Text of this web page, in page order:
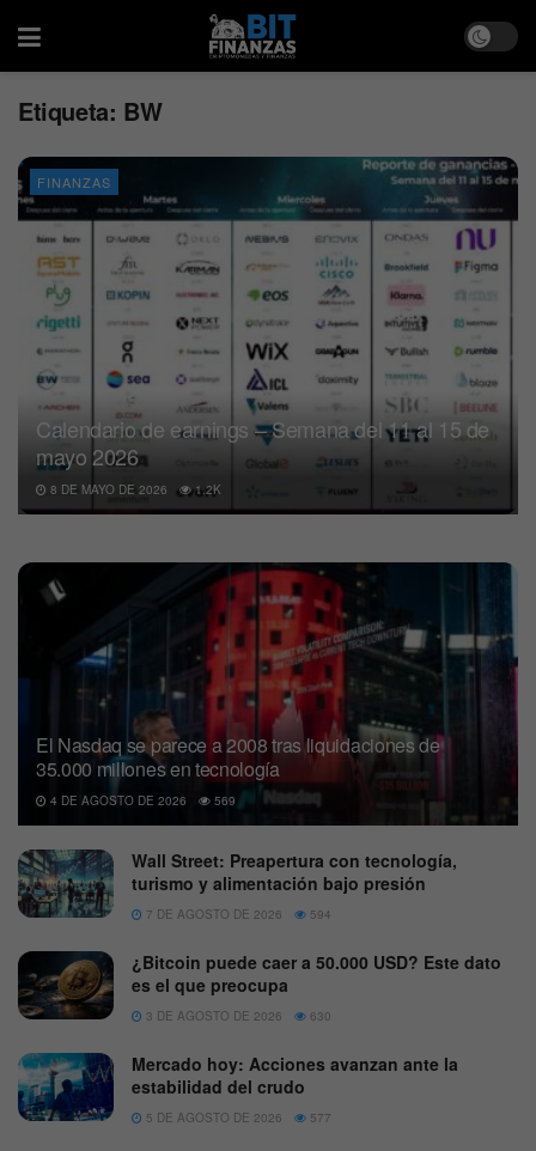
Etiqueta: BW
FINANZAS
Calendario de earnings – Semana del 11 al 15 de
mayo 2026
8 DE MAYO DE 2026 1.2K
El Nasdaq se parece a 2008 tras liquidaciones de
35.000 millones en tecnología
4 DE AGOSTO DE 2026 569
Wall Street: Preapertura con tecnología,
turismo y alimentación bajo presión
7 DE AGOSTO DE 2026 594
¿Bitcoin puede caer a 50.000 USD? Este dato
es el que preocupa
3 DE AGOSTO DE 2026 630
Mercado hoy: Acciones avanzan ante la
estabilidad del crudo
5 DE AGOSTO DE 2026 577